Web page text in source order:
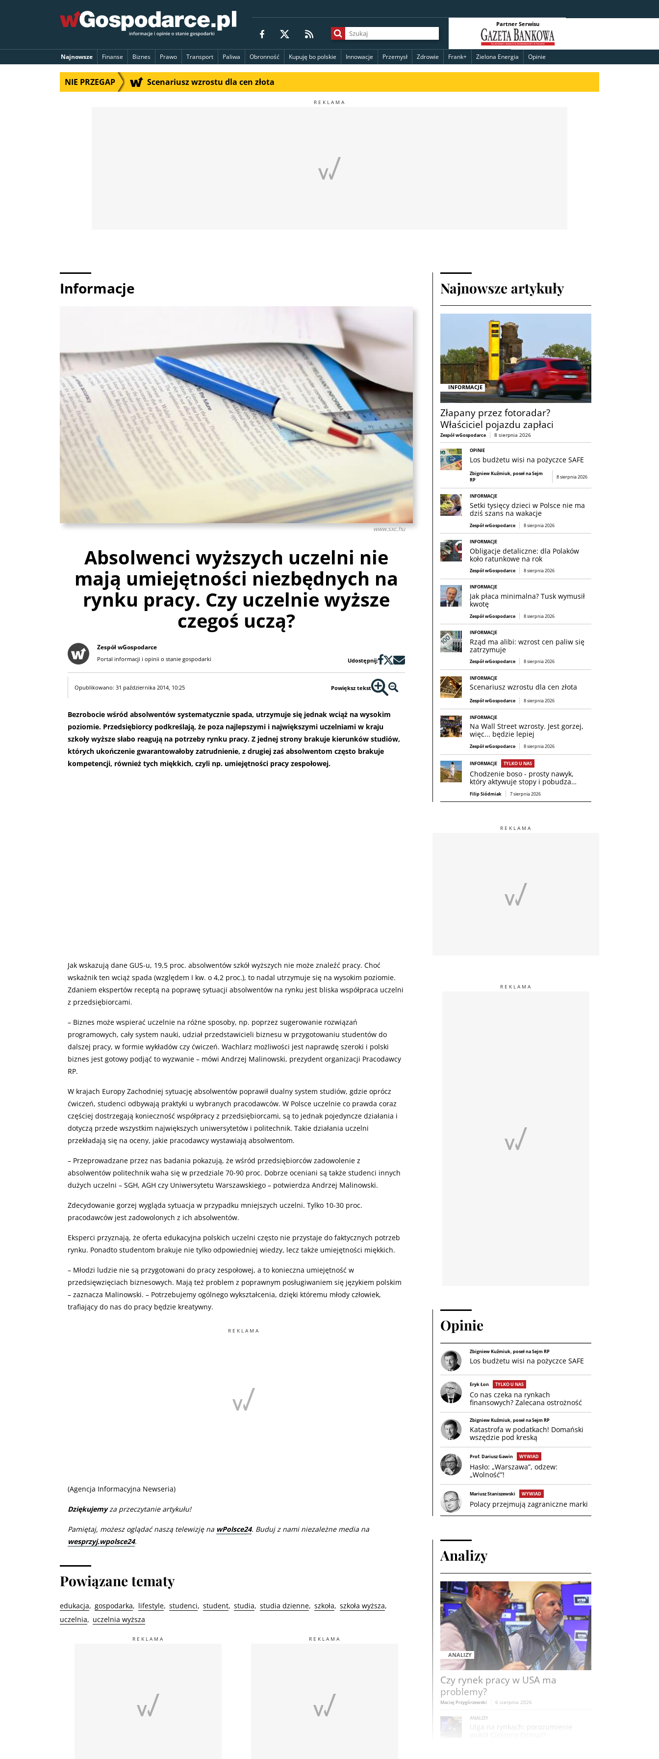
Partner Serwisu
Najnowsze Finanse Biznes Prawo Transport Paliwa Obronność Kupuję bo polskie Innowacje Przemysł Zdrowie Frank+ Zielona Energia Opinie
NIE PRZEGAP Scenariusz wzrostu dla cen złota
Informacje
www.sxc.hu
Absolwenci wyższych uczelni nie
mają umiejętności niezbędnych na
rynku pracy. Czy uczelnie wyższe
czegoś uczą?
Zespół wGospodarce
Portal informacji i opinii o stanie gospodarki Udostępnij:
Opublikowano: 31 października 2014, 10:25 Powiększ tekst
Bezrobocie wśród absolwentów systematycznie spada, utrzymuje się jednak wciąż na wysokim
poziomie. Przedsiębiorcy podkreślają, że poza najlepszymi i największymi uczelniami w kraju
szkoły wyższe słabo reagują na potrzeby rynku pracy. Z jednej strony brakuje kierunków studiów,
których ukończenie gwarantowałoby zatrudnienie, z drugiej zaś absolwentom często brakuje
kompetencji, również tych miękkich, czyli np. umiejętności pracy zespołowej.
Jak wskazują dane GUS-u, 19,5 proc. absolwentów szkół wyższych nie może znaleźć pracy. Choć
wskaźnik ten wciąż spada (względem I kw. o 4,2 proc.), to nadal utrzymuje się na wysokim poziomie.
Zdaniem ekspertów receptą na poprawę sytuacji absolwentów na rynku jest bliska współpraca uczelni
z przedsiębiorcami.
– Biznes może wspierać uczelnie na różne sposoby, np. poprzez sugerowanie rozwiązań
programowych, cały system nauki, udział przedstawicieli biznesu w przygotowaniu studentów do
dalszej pracy, w formie wykładów czy ćwiczeń. Wachlarz możliwości jest naprawdę szeroki i polski
biznes jest gotowy podjąć to wyzwanie – mówi Andrzej Malinowski, prezydent organizacji Pracodawcy
RP.
W krajach Europy Zachodniej sytuację absolwentów poprawił dualny system studiów, gdzie oprócz
ćwiczeń, studenci odbywają praktyki u wybranych pracodawców. W Polsce uczelnie co prawda coraz
częściej dostrzegają konieczność współpracy z przedsiębiorcami, są to jednak pojedyncze działania i
dotyczą przede wszystkim największych uniwersytetów i politechnik. Takie działania uczelni
przekładają się na oceny, jakie pracodawcy wystawiają absolwentom.
– Przeprowadzane przez nas badania pokazują, że wśród przedsiębiorców zadowolenie z
absolwentów politechnik waha się w przedziale 70-90 proc. Dobrze oceniani są także studenci innych
dużych uczelni – SGH, AGH czy Uniwersytetu Warszawskiego – potwierdza Andrzej Malinowski.
Zdecydowanie gorzej wygląda sytuacja w przypadku mniejszych uczelni. Tylko 10-30 proc.
pracodawców jest zadowolonych z ich absolwentów.
Eksperci przyznają, że oferta edukacyjna polskich uczelni często nie przystaje do faktycznych potrzeb
rynku. Ponadto studentom brakuje nie tylko odpowiedniej wiedzy, lecz także umiejętności miękkich.
– Młodzi ludzie nie są przygotowani do pracy zespołowej, a to konieczna umiejętność w
przedsięwzięciach biznesowych. Mają też problem z poprawnym posługiwaniem się językiem polskim
– zaznacza Malinowski. – Potrzebujemy ogólnego wykształcenia, dzięki któremu młody człowiek,
trafiający do nas do pracy będzie kreatywny.
REKLAMA
(Agencja Informacyjna Newseria)
Dziękujemyza przeczytanie artykułu!
Pamiętaj, możesz oglądać naszą telewizję na wPolsce24. Buduj z nami niezależne media na
wesprzyj.wpolsce24.
Powiązane tematy
edukacja gospodarka lifestyle studenci student studia studia dzienne szkoła
szkoła wyższa
uczelnia
uczelnia wyższa
Najnowsze artykuły
INFORMACJE
Złapany przez fotoradar?
Właściciel pojazdu zapłaci
Zespół wGospodarce 8 sierpnia 2026
OPINIE
Los budżetu wisi na pożyczce SAFE
Zbigniew Kuźmiuk, poseł na Sejm
RP
8 sierpnia 2026
INFORMACJE
Setki tysięcy dzieci w Polsce nie ma
dziś szans na wakacje
Zespół wGospodarce 8 sierpnia 2026
INFORMACJE
Obligacje detaliczne: dla Polaków
koło ratunkowe na rok
Zespół wGospodarce 8 sierpnia 2026
INFORMACJE
Jak płaca minimalna? Tusk wymusił
kwotę
Zespół wGospodarce 8 sierpnia 2026
INFORMACJE
Rząd ma alibi: wzrost cen paliw się
zatrzymuje
Zespół wGospodarce 8 sierpnia 2026
INFORMACJE
Scenariusz wzrostu dla cen złota
Zespół wGospodarce 8 sierpnia 2026
INFORMACJE
Na Wall Street wzrosty. Jest gorzej,
więc... będzie lepiej
Zespół wGospodarce 8 sierpnia 2026
INFORMACJE TYLKO U NAS
Chodzenie boso - prosty nawyk,
który aktywuje stopy i pobudza…
Filip Siódmiak 7 sierpnia 2026
Opinie
Zbigniew Kuźmiuk, poseł na Sejm RP
Los budżetu wisi na pożyczce SAFE
Eryk Łon TYLKO U NAS
Co nas czeka na rynkach
finansowych? Zalecana ostrożność
Zbigniew Kuźmiuk, poseł na Sejm RP
Katastrofa w podatkach! Domański
wszędzie pod kreską
Prof. Dariusz Gawin WYWIAD
Hasło: „Warszawa”, odzew:
„Wolność”!
Mariusz Staniszewski WYWIAD
Polacy przejmują zagraniczne marki
Analizy
ANALIZY
Czy rynek pracy w USA ma
problemy?
Maciej Przygórzewski 6 sierpnia 2026
ANALIZY
Ulga na rynkach: porozumienie